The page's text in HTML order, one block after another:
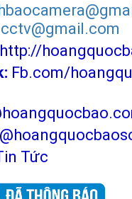
http://
Fb.com/
Tức